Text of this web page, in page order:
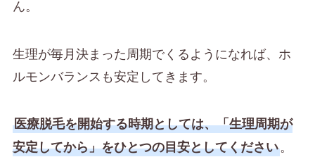
ん。
生理が毎月決まった周期でくるようになれば、ホ
ルモンバランスも安定してきます。
医療脱毛を開始する時期としては、「生理周期が
安定してから」をひとつの目安としてください。